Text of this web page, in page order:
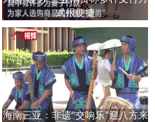
式很便捷
海南三亚：非遗“交响乐”迎八方来